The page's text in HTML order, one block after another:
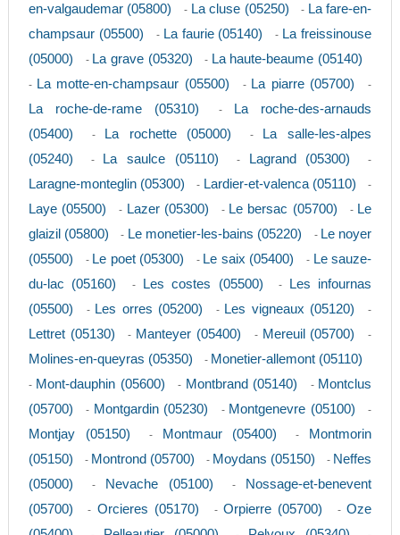
en-valgaudemar (05800)
- La cluse (05250) - La fare-en-
champsaur (05500)
- La faurie (05140) - La freissinouse
(05000)
- La grave (05320) - La haute-beaume (05140)
- La motte-en-champsaur (05500) - La piarre (05700) -
La roche-de-rame (05310) -
La roche-des-arnauds
(05400)
- La rochette (05000) -
La salle-les-alpes
(05240)
- La saulce (05110) - Lagrand (05300) -
Laragne-monteglin (05300) - Lardier-et-valenca (05110) -
Laye (05500) - Lazer (05300) - Le bersac (05700) - Le
glaizil (05800)
- Le monetier-les-bains (05220) - Le noyer
(05500)
- Le poet (05300) - Le saix (05400) - Le sauze-
du-lac (05160)
- Les costes (05500) -
Les infournas
(05500)
- Les orres (05200) - Les vigneaux (05120) -
Lettret (05130) - Manteyer (05400) - Mereuil (05700) -
Molines-en-queyras (05350) - Monetier-allemont (05110)
- Mont-dauphin (05600) - Montbrand (05140) - Montclus
(05700)
- Montgardin (05230) - Montgenevre (05100) -
Montjay (05150) - Montmaur (05400) -
Montmorin
(05150)
- Montrond (05700) - Moydans (05150) - Neffes
(05000)
- Nevache (05100) -
Nossage-et-benevent
(05700)
- Orcieres (05170) - Orpierre (05700) -Oze